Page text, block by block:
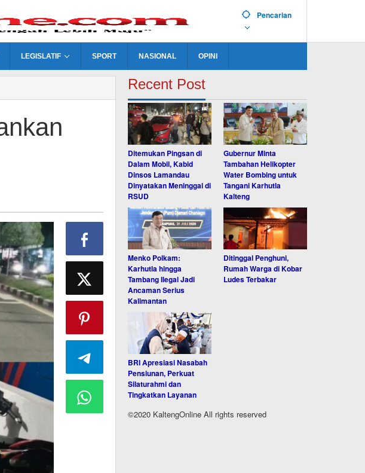
Pencarian
LEGISLATIF SPORT NASIONAL OPINI
Recent Post
Ditemukan Pingsan di
Dalam Mobil, Kabid
Dinsos Lamandau
Dinyatakan Meninggal di
RSUD
Gubernur Minta
Tambahan Helikopter
Water Bombing untuk
Tangani Karhutla
Kalteng
Menko Polkam:
Karhutla hingga
Tambang Ilegal Jadi
Ancaman Serius
Kalimantan
Ditinggal Penghuni,
Rumah Warga di Kobar
Ludes Terbakar
BRI Apresiasi Nasabah
Pensiunan, Perkuat
Silaturahmi dan
Tingkatkan Layanan
©2020 KaltengOnline All rights reserved